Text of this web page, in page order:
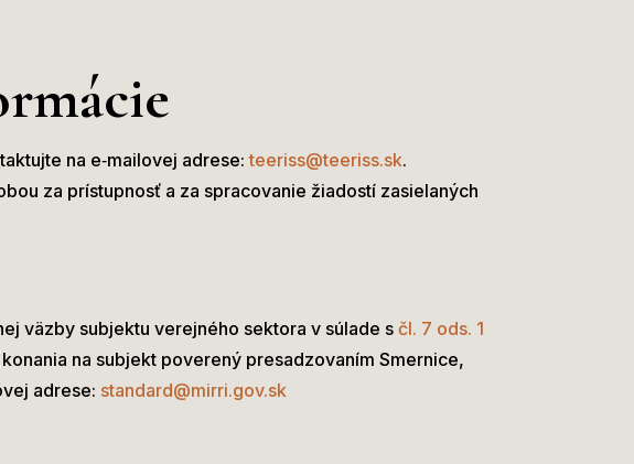
na e‑mailovej adrese:teeriss@teeriss.sk.
za prístupnosť a za spracovanie žiadostí zasielaných
väzby subjektu verejného sektora v súlade sčl. 7 ods. 1
na subjekt poverený presadzovaním Smernice,
adrese: standard@mirri.gov.sk